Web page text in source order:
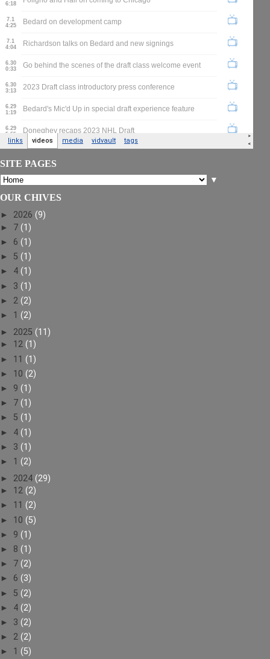
SITE PAGES
▼
OUR CHIVES
► 2026 (9)
► 7 (1)
► 6 (1)
► 5 (1)
► 4 (1)
► 3 (1)
► 2 (2)
► 1 (2)
► 2025 (11)
► 12 (1)
► 11 (1)
► 10 (2)
► 9 (1)
► 7 (1)
► 5 (1)
► 4 (1)
► 3 (1)
► 1 (2)
► 2024 (29)
► 12 (2)
► 11 (2)
► 10 (5)
► 9 (1)
► 8 (1)
► 7 (2)
► 6 (3)
► 5 (2)
► 4 (2)
► 3 (2)
► 2 (2)
► 1 (5)